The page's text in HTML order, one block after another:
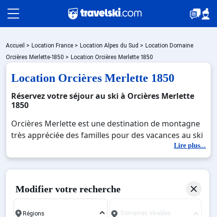
Packages
🚆Train de nuit
Bons plans
Accueil > Location France > Location Alpes du Sud > Location Domaine
Orcières Merlette-1850 > Location Orcières Merlette 1850
Location Orcières Merlette 1850
Réservez votre séjour au ski à Orcières Merlette
1850
Orcières Merlette est une destination de montagne
très appréciée des familles pour des vacances au ski
inoubliables. Nichée au cœur des Hautes-Alpes en
France, c’est une station charmante à taille humaine
qui offre un cadre exceptionnel pour les amateurs
station prisée car elle fait partie des stations très
Lire plus...
Modifier votre recherche
Domaines skiables